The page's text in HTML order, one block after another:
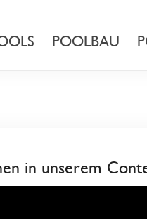
POOLBAU
in unserem